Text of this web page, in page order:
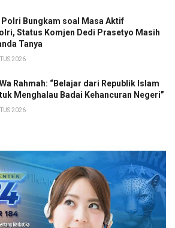
Polri Bungkam soal Masa Aktif
Status Komjen Dedi Prasetyo Masih
Tanya
2026
Rahmah: “Belajar dari Republik Islam
Menghalau Badai Kehancuran Negeri”
2026